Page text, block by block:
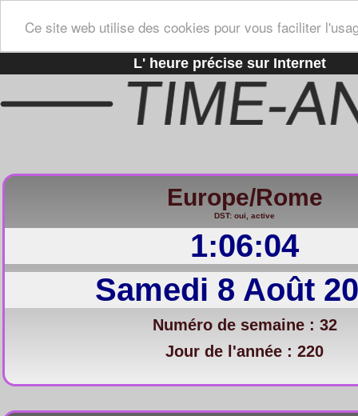
Ce site web utilise des cookies pour vous faciliter
L' heure précise sur Internet
Europe/Rome
DST: oui, active
1:06:05
Samedi 8 Août
Numéro de semaine : 32
Jour de l'année : 220